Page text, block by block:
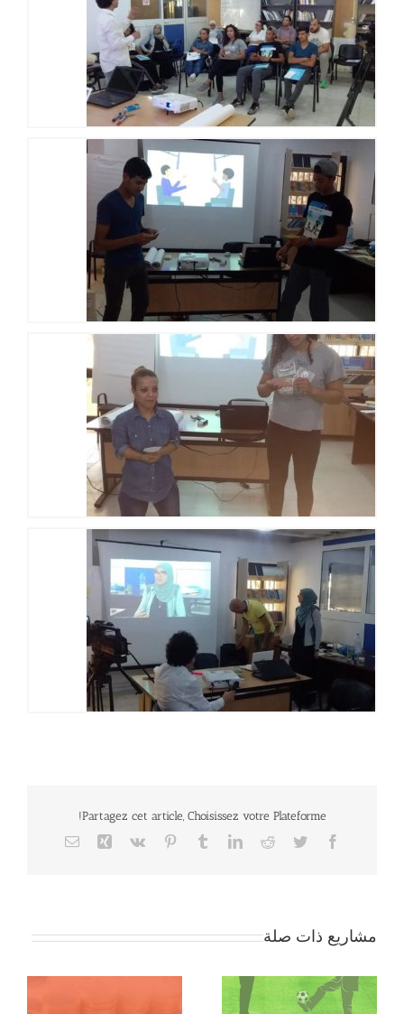
Partagez cet article, Choisissez votre Plateforme!
Facebook
Twitter
Reddit
LinkedIn
Tumblr
Pinterest
Vk
Xing
Email
مشاريع ذات صلة